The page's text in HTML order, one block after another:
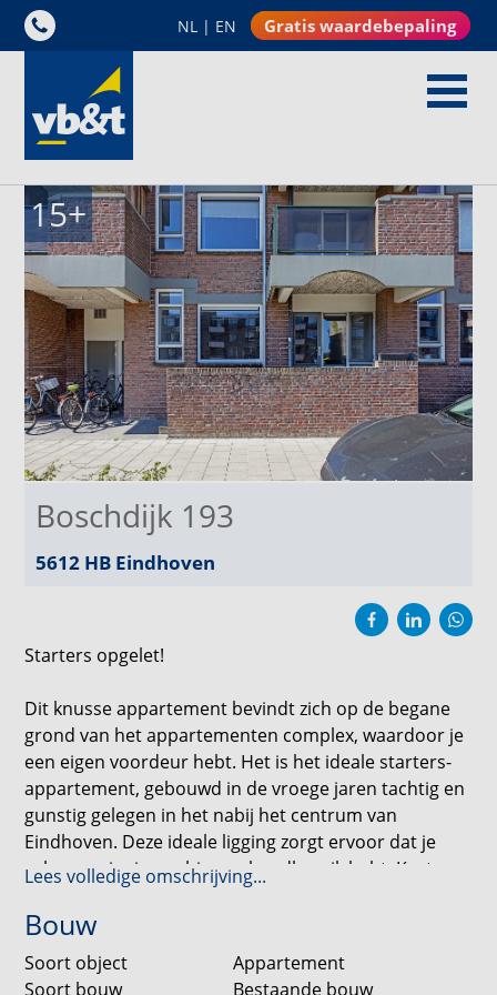
NL | EN Gratis waardebepaling
15+
Boschdijk 193
5612 HB Eindhoven
Starters opgelet!
Dit knusse appartement bevindt zich op de begane
grond van het appartementen complex, waardoor je
een eigen voordeur hebt. Het is het ideale starters-
appartement, gebouwd in de vroege jaren tachtig en
gunstig gelegen in het nabij het centrum van
Eindhoven. Deze ideale ligging zorgt ervoor dat je
vele voorzieningen binnen handbereik hebt. Kortom:
HIP en UNIEK wonen! Daarnaast bevinden zich in de
directe nabijheid diverse onderwijsinstellingen (van
winkels en sportactiviteiten. De directe uitvalswegen
Lees volledige omschrijving...
Bouw
Soort object
Appartement
Soort bouw
Bestaande bouw